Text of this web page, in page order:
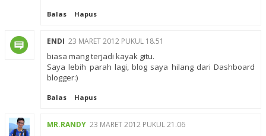
Balas Hapus
ENDI 23 MARET 2012 PUKUL 18.51
biasa mang terjadi kayak gitu.
Saya lebih parah lagi, blog saya hilang dari Dashboard
blogger:)
Balas Hapus
MR.RANDY 23 MARET 2012 PUKUL 21.06